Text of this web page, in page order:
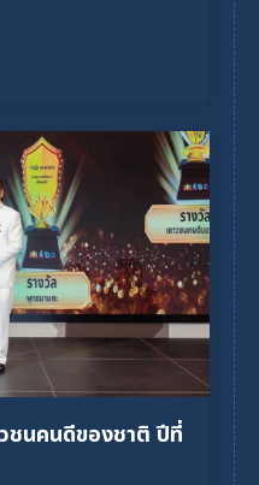
วชนคนดีของชาติ ปีที่